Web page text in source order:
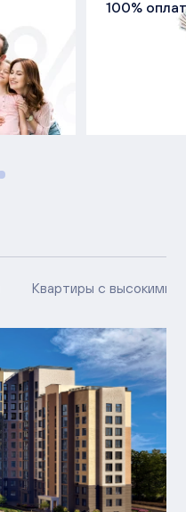
100%
Квартиры с высокими